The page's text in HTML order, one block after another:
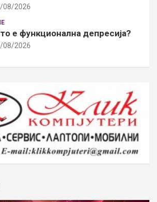
08/2026
е функционална депресија?
08/2026